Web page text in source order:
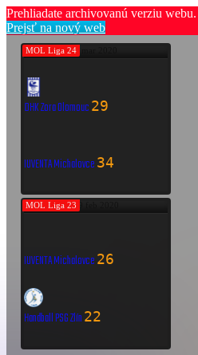
Prehliadate archivovanú verziu webu.
Prejsť na nový web
MOL Liga 24
DHK Zora Olomouc29
IUVENTA Michalovce34
7 mar 2020
MOL Liga 23
IUVENTA Michalovce26
Handball PSG Zlín22
29 feb 2020